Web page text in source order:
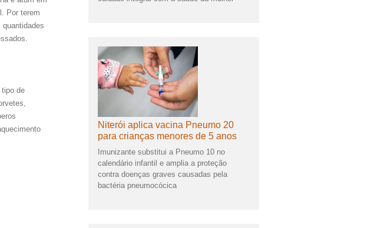
Por terem
de
Niterói aplica vacina Pneumo 20
para crianças menores de 5 anos
Imunizante substitui a Pneumo 10 no
calendário infantil e amplia a proteção
contra doenças graves causadas pela
bactéria pneumocócica